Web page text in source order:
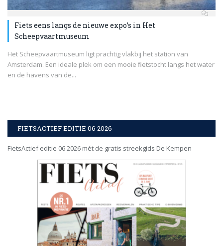
Fiets eens langs de nieuwe expo’s in Het
Scheepvaartmuseum
Het Scheepvaartmuseum ligt prachtig vlakbij het station van
Amsterdam. Een ideale plek om een mooie fietstocht langs het water
en de havens van de...
FIETSACTIEF EDITIE 06 2026
FietsActief editie 06 2026 mét de gratis streekgids De Kempen